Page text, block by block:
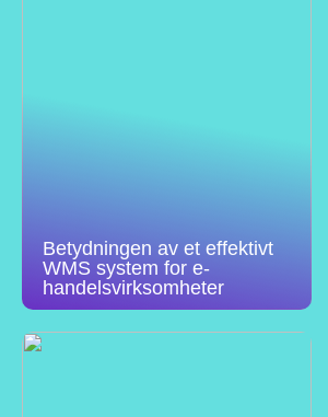
Betydningen av et effektivt
WMS system for e-
handelsvirksomheter